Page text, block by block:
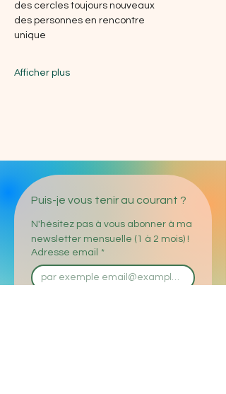
des cercles toujours nouveaux
des personnes en rencontre
unique
Afficher plus
Puis-je vous tenir au courant ?
N'hésitez pas à vous abonner à ma
newsletter mensuelle (1 à 2 mois) !
Adresse email *